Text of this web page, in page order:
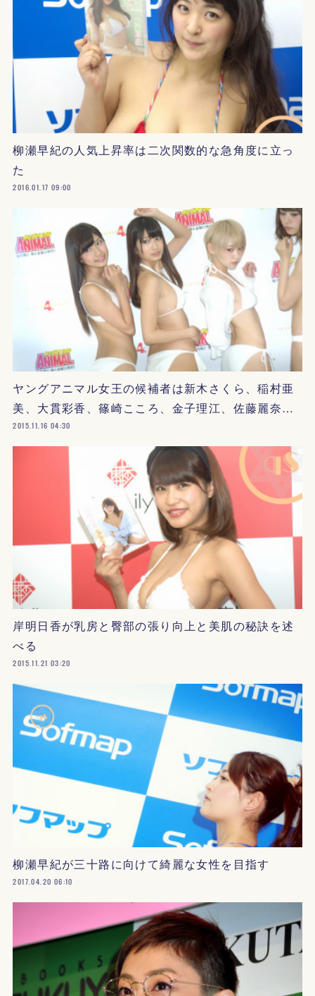
柳瀬早紀の人気上昇率は二次関数的な急角度に立っ
た
2016.01.17 09:00
ヤングアニマル女王の候補者は新木さくら、稲村亜
美、大貫彩香、篠崎こころ、金子理江、佐藤麗奈…
2015.11.16 04:30
岸明日香が乳房と臀部の張り向上と美肌の秘訣を述
べる
2015.11.21 03:20
柳瀬早紀が三十路に向けて綺麗な女性を目指す
2017.04.20 06:10